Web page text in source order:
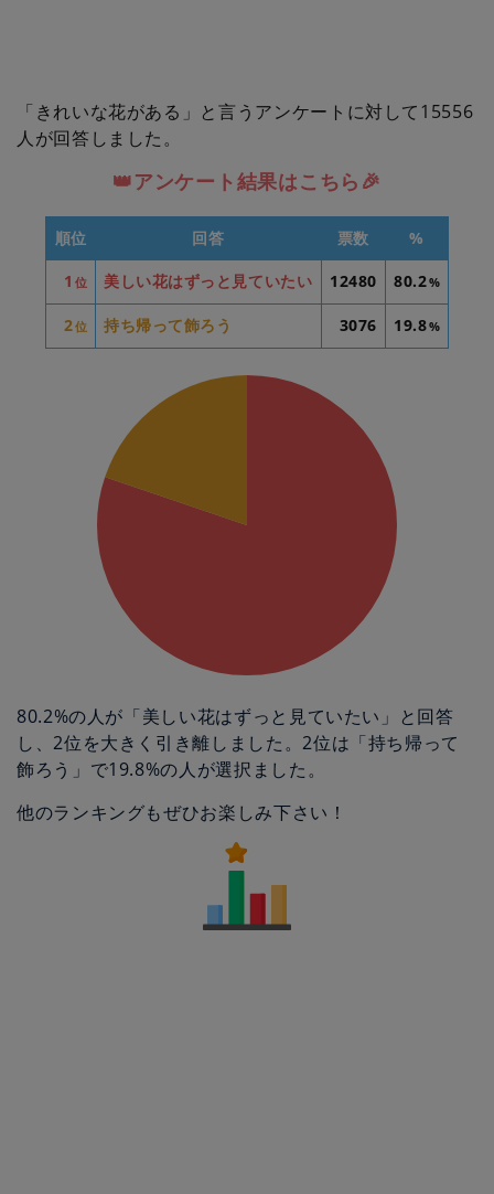
「きれいな花がある」と言うアンケートに対して15556
人が回答しました。
👑アンケート結果はこちら🎉
順位 回答 票数 %
1 位 美しい花はずっと見ていたい 12480 80.2%
2位 持ち帰って飾ろう 3076 19.8%
80.2%の人が「美しい花はずっと見ていたい」と回答
し、2位を大きく引き離しました。2位は「持ち帰って
飾ろう」で19.8%の人が選択ました。
他のランキングもぜひお楽しみ下さい！